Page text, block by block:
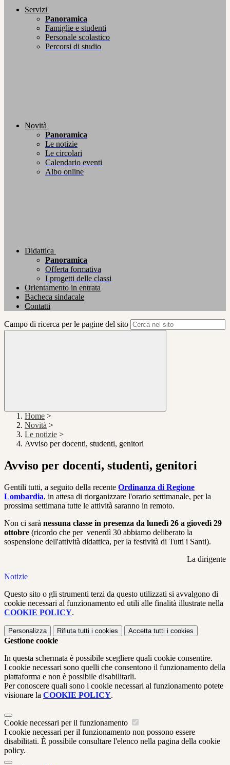
Servizi
Panoramica
Famiglie e studenti
Personale scolastico
Percorsi di studio
Novità
Panoramica
Le notizie
Le circolari
Calendario eventi
Albo online
Didattica
Panoramica
Offerta formativa
I progetti delle classi
Orientamento in entrata
Bacheca sindacale
Contatti
Campo di ricerca per le pagine del sito
Home >
Novità >
Le notizie >
Avviso per docenti, studenti, genitori
Avviso per docenti, studenti, genitori
Gentili tutti, a seguito della recente Ordinanza di Regione
Lombardia, in attesa di riorganizzare l'orario settimanale, per la
prossima settimana tutte le attività saranno in remoto.
Non ci sarà nessuna classe in presenza da lunedì 26 a giovedì 29
ottobre (ricordo che per venerdì 30 abbiamo deliberato la
sospensione dell'attività didattica, per la festività di Tutti i Santi).
La dirigente
Notizie
Questo sito o gli strumenti terzi da questo utilizzati si avvalgono di
cookie necessari al funzionamento ed utili alle finalità illustrate nella
COOKIE POLICY.
Personalizza Rifiuta tutti i cookies Accetta tutti i cookies
Gestione cookie
In questa schermata è possibile scegliere quali cookie consentire.
I cookie necessari sono quelli che consentono il funzionamento della
piattaforma e non è possibile disabilitarli.
Per conoscere quali sono i cookie necessari al funzionamento potete
visionare la COOKIE POLICY.
Cookie necessari per il funzionamento
I cookie necessari per il funzionamento non possono essere
disabilitati. È possibile consultare l'elenco nella pagina della cookie
policy.